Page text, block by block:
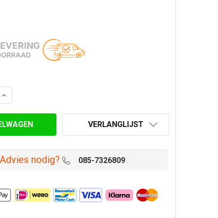
VAN SCHOORSTEENVEEGSET 3 METER MET
VERHOOG AANTAL VAN SCHOORSTEENVEEGSET 3
VERLANGLIJST
Advies nodig? 085-7326809